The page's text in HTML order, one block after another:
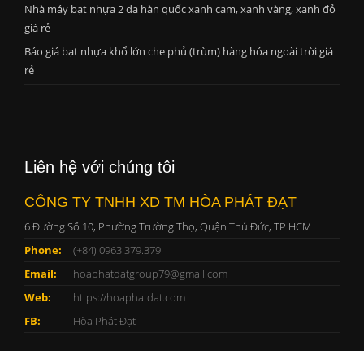
Nhà máy bạt nhựa 2 da hàn quốc xanh cam, xanh vàng, xanh đỏ
giá rẻ
Báo giá bạt nhựa khổ lớn che phủ (trùm) hàng hóa ngoài trời giá
rẻ
Liên hệ với chúng tôi
CÔNG TY TNHH XD TM HÒA PHÁT ĐẠT
6 Đường Số 10, Phường Trường Thọ, Quận Thủ Đức, TP HCM
Phone:
(+84) 0963.379.379
Email:
hoaphatdatgroup79@gmail.com
Web:
https://hoaphatdat.com
FB:
Hòa Phát Đạt